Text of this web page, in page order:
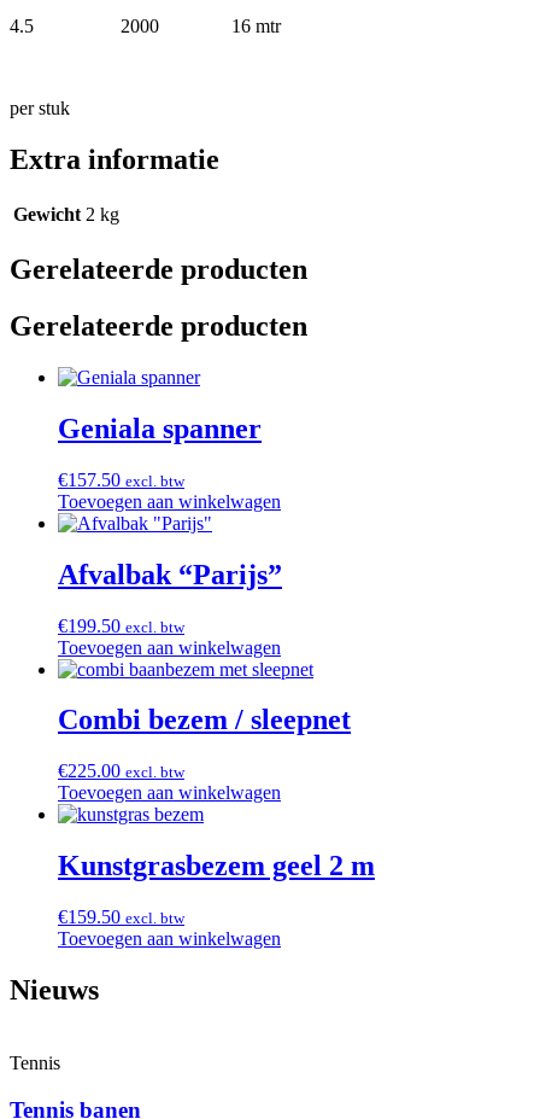
4.5 2000 16 mtr
per stuk
Extra informatie
Gewicht 2 kg
Gerelateerde producten
Gerelateerde producten
Geniala spanner
€157.50 excl. btw
Toevoegen aan winkelwagen
Afvalbak “Parijs”
€199.50 excl. btw
Toevoegen aan winkelwagen
Combi bezem / sleepnet
€225.00 excl. btw
Toevoegen aan winkelwagen
Kunstgrasbezem geel 2 m
€159.50 excl. btw
Toevoegen aan winkelwagen
Nieuws
Tennis
Tennis banen